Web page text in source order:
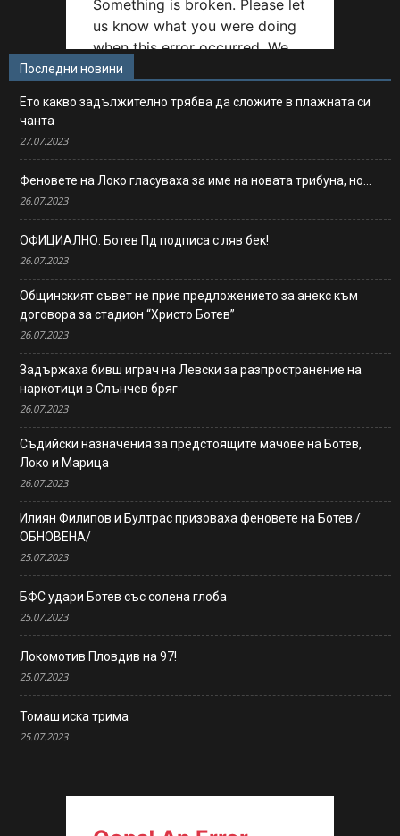
Последни новини
Ето какво задължително трябва да сложите в плажната си
чанта
27.07.2023
Феновете на Локо гласуваха за име на новата трибуна, но…
26.07.2023
ОФИЦИАЛНО: Ботев Пд подписа с ляв бек!
26.07.2023
Общинският съвет не прие предложението за анекс към
договора за стадион “Христо Ботев”
26.07.2023
Задържаха бивш играч на Левски за разпространение на
наркотици в Слънчев бряг
26.07.2023
Съдийски назначения за предстоящите мачове на Ботев,
Локо и Марица
26.07.2023
Илиян Филипов и Бултрас призоваха феновете на Ботев /
ОБНОВЕНА/
25.07.2023
БФС удари Ботев със солена глоба
25.07.2023
Локомотив Пловдив на 97!
25.07.2023
Томаш иска трима
25.07.2023